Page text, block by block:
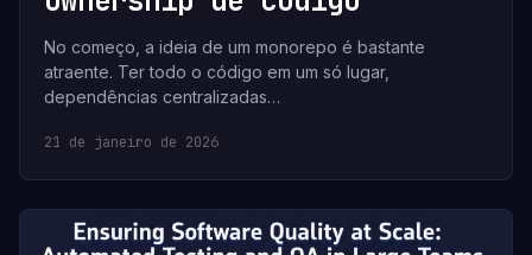
No começo, a ideia de um monorepo é bastante
atraente. Ter todo o código em um só lugar,
dependências centralizadas…
21 de janeiro de 2026